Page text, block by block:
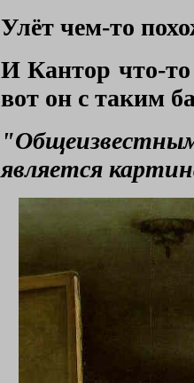
Улёт чем-то
И Кантор что-то
вот он с таким
является